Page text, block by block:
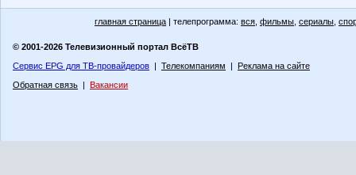
главная страница | телепрограмма: вся фильмы сериалы
© 2001-2026 Телевизионный портал ВсёТВ
Сервис EPG для ТВ-провайдеров | Телекомпаниям | Реклама на сайте
Обратная связь | Вакансии